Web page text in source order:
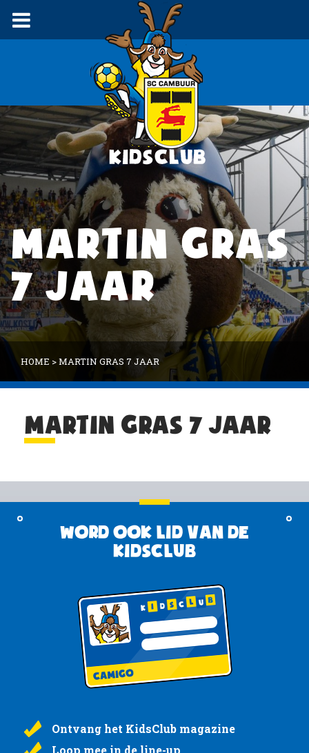
MARTIN GRAS
7 JAAR
HOME >MARTIN GRAS 7 JAAR
MARTIN GRAS 7 JAAR
Word ook lid van de
KidsClub
Ontvang het KidsClub magazine
Loop mee in de line-up